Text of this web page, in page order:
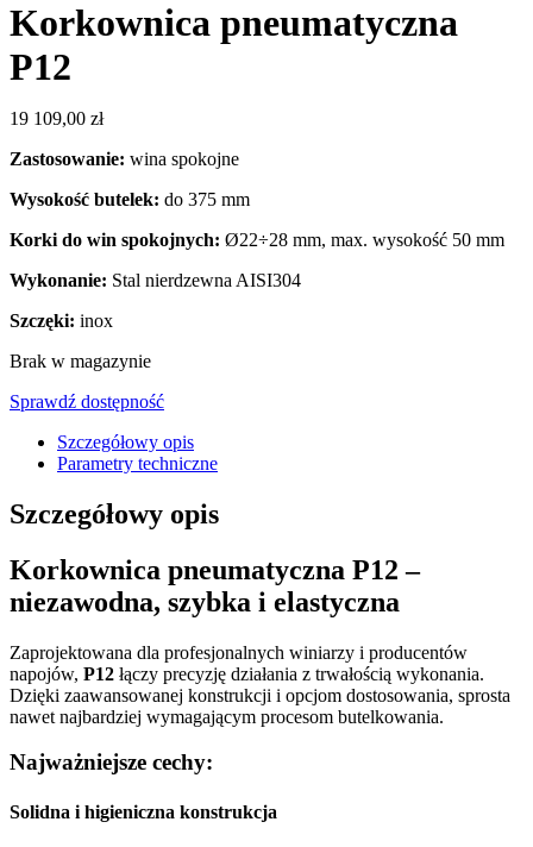
Korkownica pneumatyczna
P12
19 109,00 zł
Zastosowanie: wina spokojne
Wysokość butelek: do 375 mm
Korki do win spokojnych: Ø22÷28 mm, max. wysokość 50 mm
Wykonanie: Stal nierdzewna AISI304
Szczęki: inox
Brak w magazynie
Sprawdź dostępność
Szczegółowy opis
Parametry techniczne
Szczegółowy opis
Korkownica pneumatyczna P12 –
niezawodna, szybka i elastyczna
Zaprojektowana dla profesjonalnych winiarzy i producentów
napojów, P12 łączy precyzję działania z trwałością wykonania.
Dzięki zaawansowanej konstrukcji i opcjom dostosowania, sprosta
nawet najbardziej wymagającym procesom butelkowania.
Najważniejsze cechy:
Solidna i higieniczna konstrukcja